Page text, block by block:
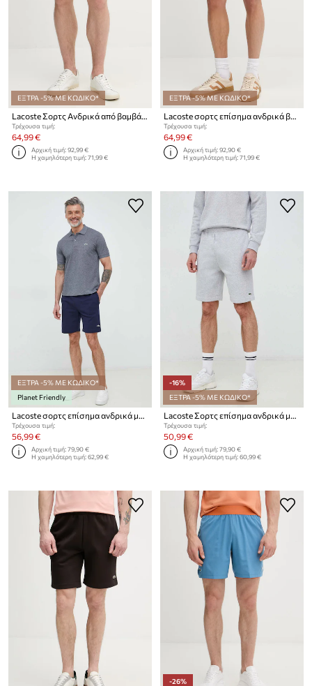
ΕΞΤΡΑ -5% ΜΕ ΚΩΔΙΚΟ*
Lacoste Σορτς Ανδρικά από βαμβάκι με ελαστάν
Τρέχουσα τιμή:
64,99 €
Αρχική τιμή:92,99 €
Η χαμηλότερη τιμή:71,99 €
ΕΞΤΡΑ -5% ΜΕ ΚΩΔΙΚΟ*
Lacoste σορτς επίσημα ανδρικά βαμβακερά
Τρέχουσα τιμή:
64,99 €
Αρχική τιμή:92,90 €
Η χαμηλότερη τιμή:71,99 €
ΕΞΤΡΑ -5% ΜΕ ΚΩΔΙΚΟ*
Planet Friendly
Lacoste σορτς επίσημα ανδρικά με βαμβάκι
Τρέχουσα τιμή:
56,99 €
Αρχική τιμή:79,90 €
Η χαμηλότερη τιμή:62,99 €
-16%
ΕΞΤΡΑ -5% ΜΕ ΚΩΔΙΚΟ*
Lacoste Σορτς επίσημα ανδρικά με βαμβάκι
Τρέχουσα τιμή:
50,99 €
Αρχική τιμή:79,90 €
Η χαμηλότερη τιμή:60,99 €
-26%